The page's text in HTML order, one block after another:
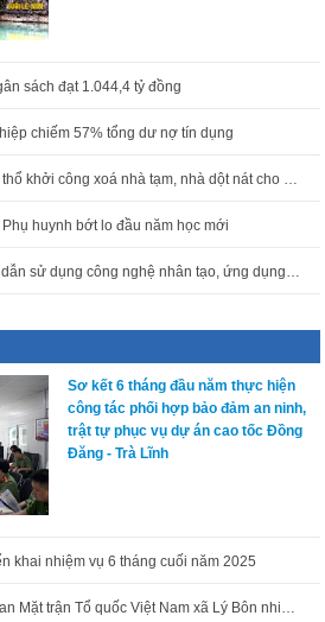
sách đạt 1.044,4 tỷ đồng
chiếm 57% tổng dư nợ tín dụng
huynh bớt lo đầu năm học mới
Sơ kết 6 tháng đầu năm thực hiện
công tác phối hợp bảo đảm an ninh,
trật tự phục vụ dự án cao tốc Đồng
Đăng - Trà Lĩnh
khai nhiệm vụ 6 tháng cuối năm 2025
Hội nghị lần thứ nhất Ủy ban Mặt trận Tổ quốc Việt Nam xã Lý Bôn nhiệm kỳ 2024 - 2029